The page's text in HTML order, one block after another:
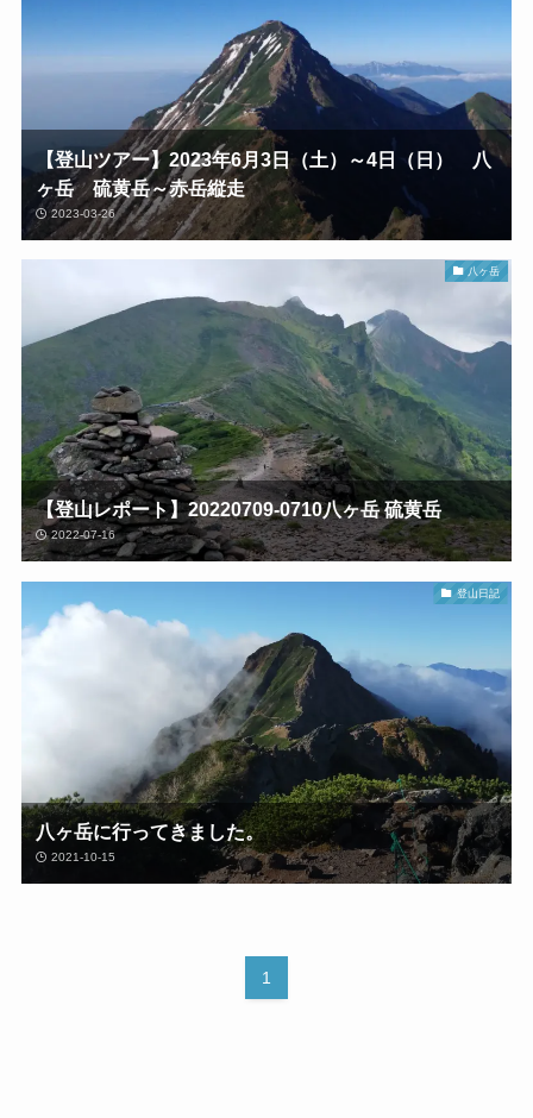
【登山ツアー】2023年6月3日（土）～4日（日） 八
ヶ岳 硫黄岳～赤岳縦走
2023-03-26
八ヶ岳
【登山レポート】20220709-0710八ヶ岳 硫黄岳
2022-07-16
登山日記
八ヶ岳に行ってきました。
2021-10-15
1